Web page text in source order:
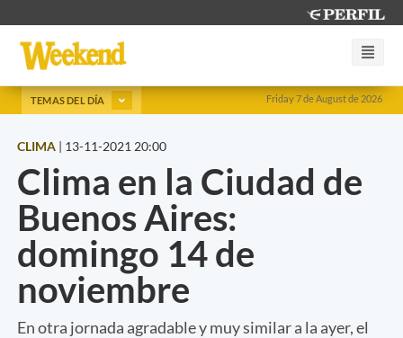
Friday 7 de August de 2026
TEMAS DEL DÍA
CLIMA | 13-11-2021 20:00
Clima en la Ciudad de
Buenos Aires:
domingo 14 de
noviembre
En otra jornada agradable y muy similar a la ayer, el